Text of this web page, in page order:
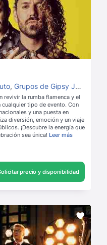
, Grupos de Gipsy Jazz
revivir la rumba flamenca y el
tipo de evento. Con
y una puesta en
diversión, emoción y un viaje
¡Descubre la energía que
sea única! Leer más
precio y disponibilidad